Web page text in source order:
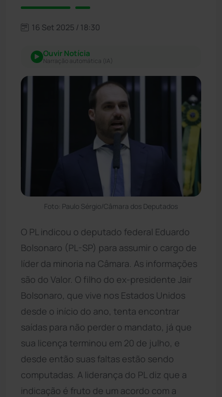
16 Set 2025 / 18:30
Ouvir Notícia
Narração automática (IA)
Foto: Paulo Sérgio/Câmara dos Deputados
O PL indicou o deputado federal Eduardo
Bolsonaro (PL-SP) para assumir o cargo de
líder da minoria na Câmara. As informações
são do Valor. O filho do ex-presidente Jair
Bolsonaro, que vive nos Estados Unidos
desde o início do ano, tenta encontrar
saídas para não perder o mandato, já que
sua licença terminou em 20 de julho, e
desde então suas faltas estão sendo
computadas. A liderança do PL diz que a
indicação é fruto de um acordo com a